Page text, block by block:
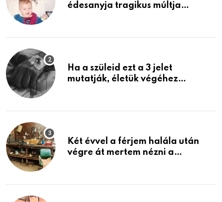
édesanyja tragikus múltja
Ha a szüleid ezt a 3 jelet
mutatják, életük végéhez
Két évvel a férjem halála után
végre át mertem nézni a
életemet